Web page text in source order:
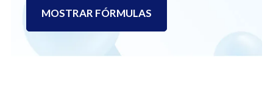
MOSTRAR FÓRMULAS